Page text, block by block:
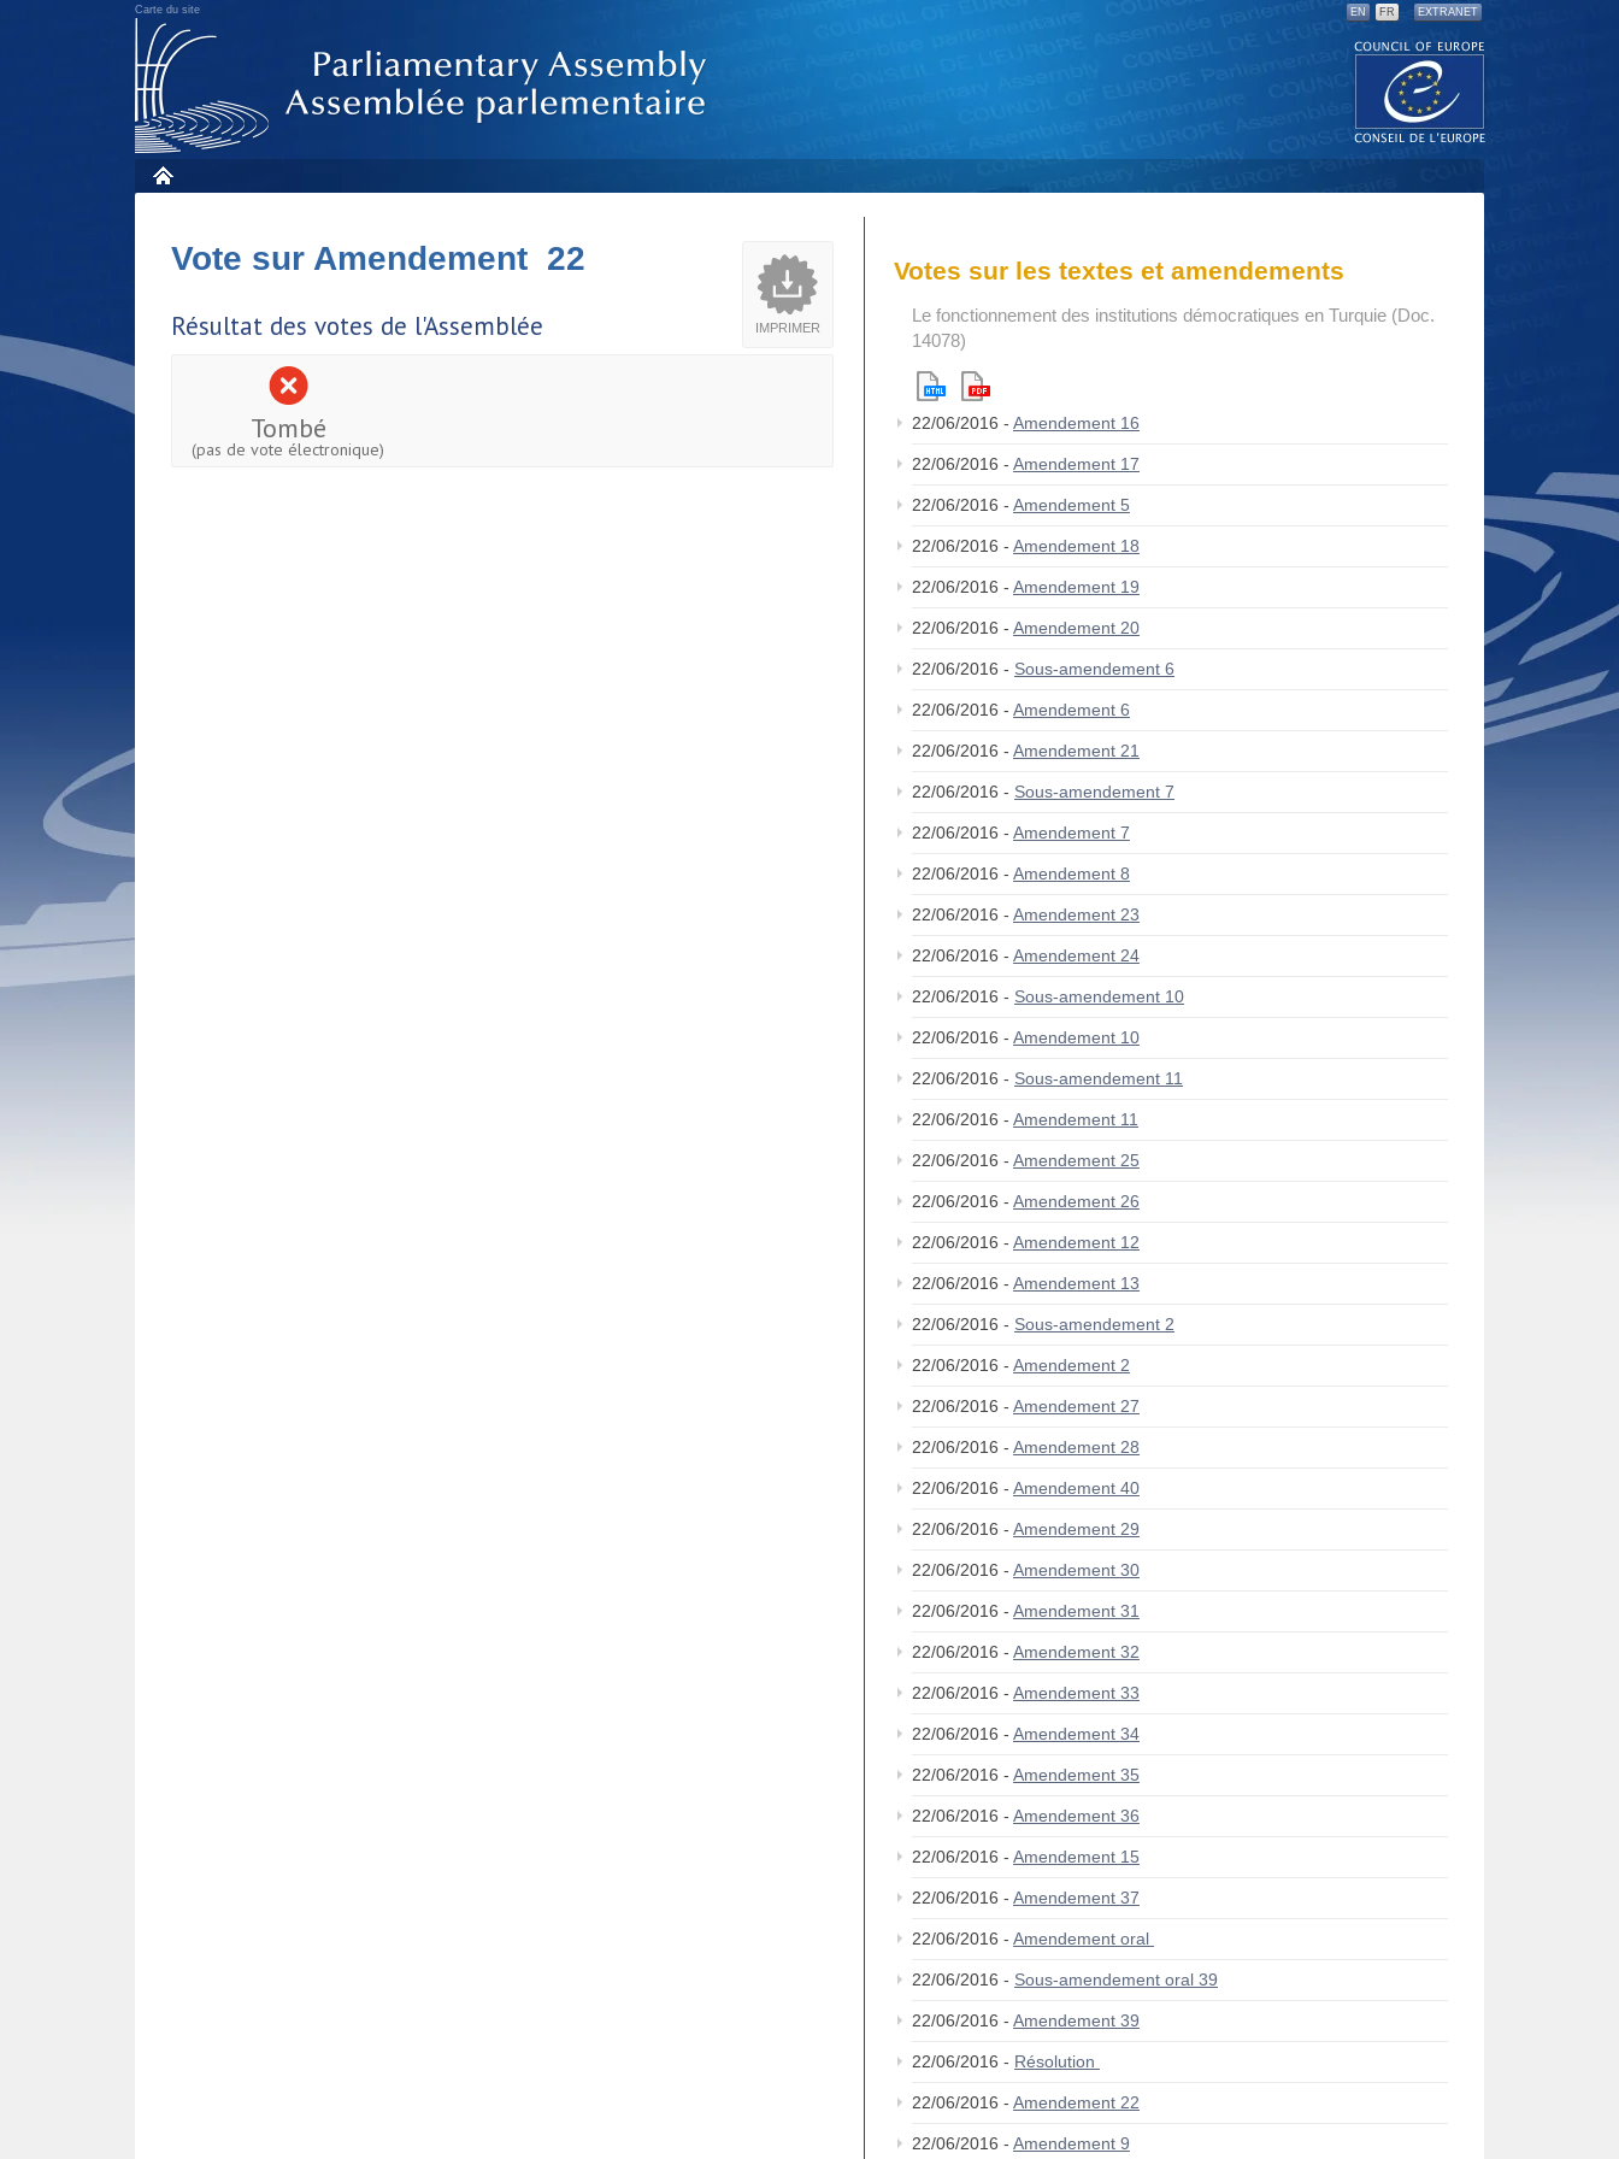
Carte du site EN FR EXTRANET
IMPRIMER
Vote sur Amendement 22
Résultat des votes de l'Assemblée
Tombé
(pas de vote électronique)
Votes sur les textes et amendements
Le fonctionnement des institutions démocratiques en Turquie (Doc.
14078)
22/06/2016 - Amendement 16
22/06/2016 - Amendement 17
22/06/2016 - Amendement 5
22/06/2016 - Amendement 18
22/06/2016 - Amendement 19
22/06/2016 - Amendement 20
22/06/2016 - Sous-amendement 6
22/06/2016 - Amendement 6
22/06/2016 - Amendement 21
22/06/2016 - Sous-amendement 7
22/06/2016 - Amendement 7
22/06/2016 - Amendement 8
22/06/2016 - Amendement 23
22/06/2016 - Amendement 24
22/06/2016 - Sous-amendement 10
22/06/2016 - Amendement 10
22/06/2016 - Sous-amendement 11
22/06/2016 - Amendement 11
22/06/2016 - Amendement 25
22/06/2016 - Amendement 26
22/06/2016 - Amendement 12
22/06/2016 - Amendement 13
22/06/2016 - Sous-amendement 2
22/06/2016 - Amendement 2
22/06/2016 - Amendement 27
22/06/2016 - Amendement 28
22/06/2016 - Amendement 40
22/06/2016 - Amendement 29
22/06/2016 - Amendement 30
22/06/2016 - Amendement 31
22/06/2016 - Amendement 32
22/06/2016 - Amendement 33
22/06/2016 - Amendement 34
22/06/2016 - Amendement 35
22/06/2016 - Amendement 36
22/06/2016 - Amendement 15
22/06/2016 - Amendement 37
22/06/2016 - Amendement oral
22/06/2016 - Sous-amendement oral 39
22/06/2016 - Amendement 39
22/06/2016 - Résolution
22/06/2016 - Amendement 22
22/06/2016 - Amendement 9